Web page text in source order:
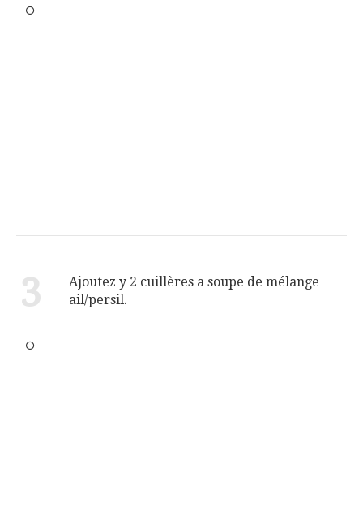
3
Ajoutez y 2 cuillères a soupe de mélange
ail/persil.